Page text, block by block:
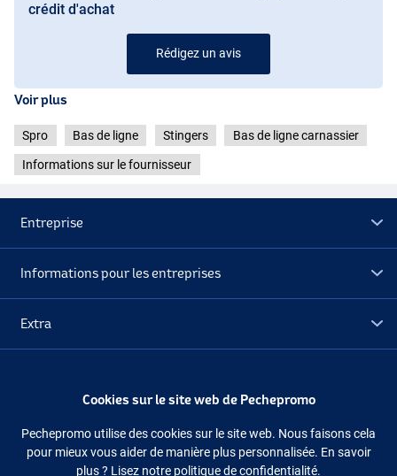
crédit d'achat
Rédigez un avis
Voir plus
Spro Bas de ligne Stingers Bas de ligne carnassier
Informations sur le fournisseur
Entreprise
Informations pour les entreprises
Extra
Suivez-nous Facebook Instagram
Cookies sur le site web de Pechepromo
Pechepromo utilise des cookies sur le site web. Nous faisons cela
pour mieux vous aider de manière plus personnalisée. En savoir
plus ? Lisez notre politique de confidentialité.